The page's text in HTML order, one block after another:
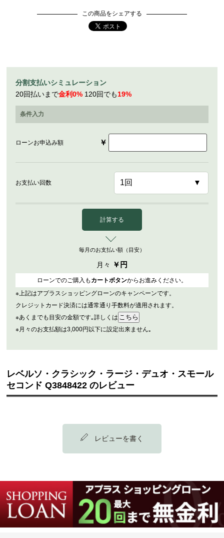
この商品をシェアする
分割支払いシミュレーション
20回払いまで金利0% 120回でも19%
条件入力
ローンお申込み額 ￥
お支払い回数
計算する
毎月のお支払い額（目安）
月々 ￥ 円
ローンでのご購入も カートボタンからお進みください。
※上記はアプラスショッピングローンのキャンペーンです。
クレジットカード決済には通常通り手数料が適用されます。
※あくまでも目安の金額です｡詳しくは
※月々のお支払額は3,000円以下に設定出来ません｡
レベルソ・クラシック・ラージ・デュオ・スモール
セコンド Q3848422 のレビュー
レビューを書く